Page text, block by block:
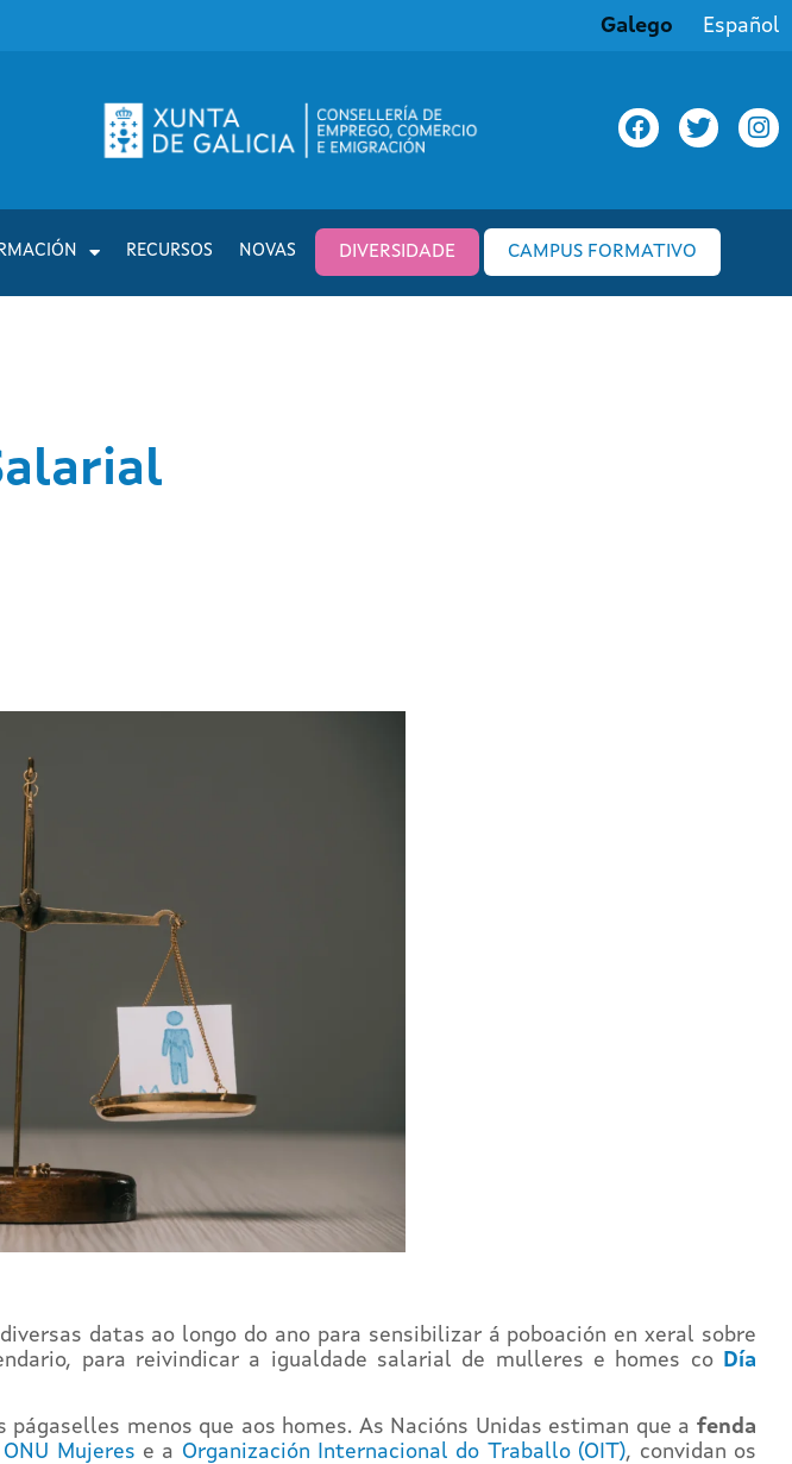
Galego Español
RECURSOS NOVAS DIVERSIDADE CAMPUS FORMATIVO
datas ao longo do ano para sensibilizar á poboación en xeral sobre
para reivindicar a igualdade salarial de mulleres e homes co
Día
menos que aos homes. As Nacións Unidas estiman que a fenda
ONU Mujeres e a Organización Internacional do Traballo (OIT), convidan os